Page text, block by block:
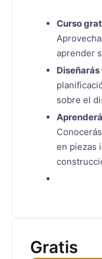
Curso
aprender
sobre el
en piezas
Gratis